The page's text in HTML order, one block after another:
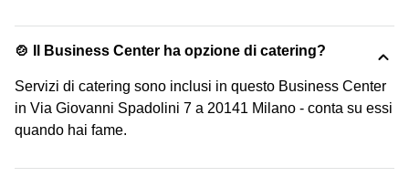
🍲 Il Business Center ha opzione di catering?
Servizi di catering sono inclusi in questo Business Center
in Via Giovanni Spadolini 7 a 20141 Milano - conta su essi
quando hai fame.